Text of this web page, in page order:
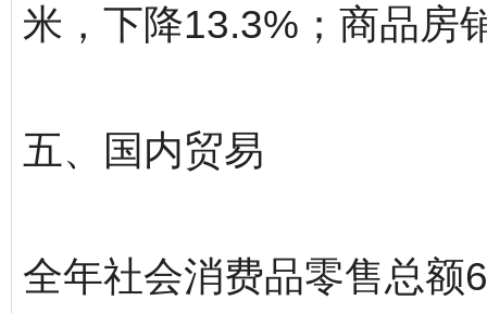
米，下降13.3%；商品房
五、国内贸易
全年社会消费品零售总额